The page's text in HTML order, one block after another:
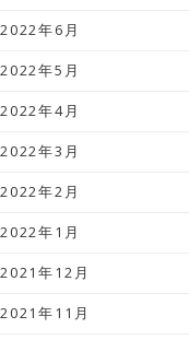
2022年6月
2022年5月
2022年4月
2022年3月
2022年2月
2022年1月
2021年12月
2021年11月